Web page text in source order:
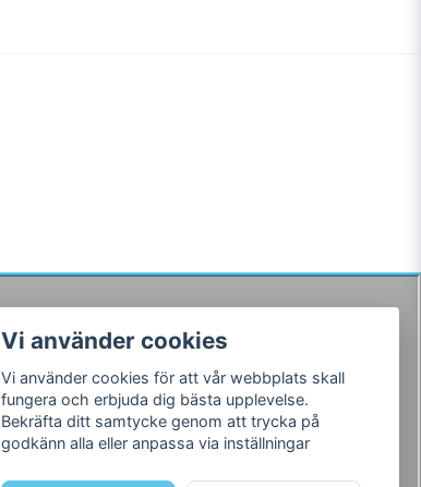
Följ oss
Facebook
Instagram
Vi använder cookies
Vi använder cookies för att vår webbplats skall
fungera och erbjuda dig bästa upplevelse.
Bekräfta ditt samtycke genom att trycka på
godkänn alla eller anpassa via inställningar